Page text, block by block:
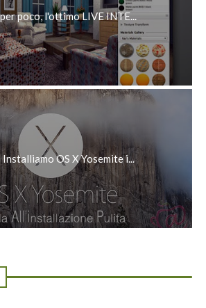
poco, l'ottimo LIVE INTE...
OS X Yosemite i...